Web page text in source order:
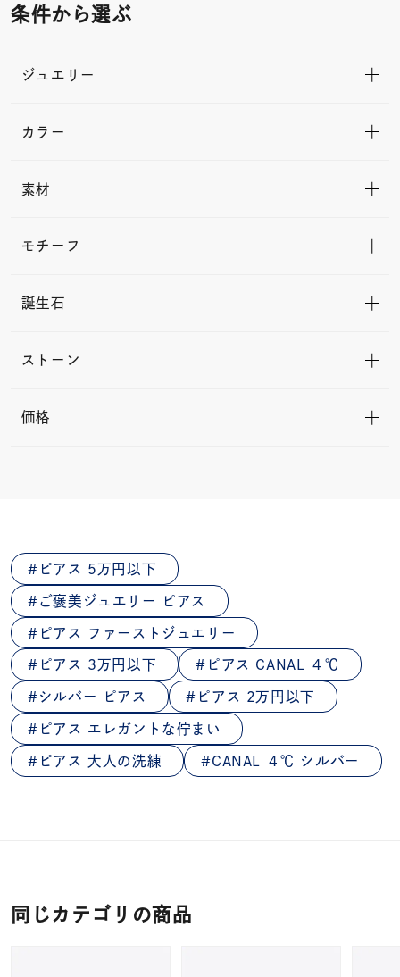
条件から選ぶ
ジュエリー
カラー
素材
モチーフ
誕生石
ストーン
価格
ピアス 5万円以下
ご褒美ジュエリー ピアス
ピアス ファーストジュエリー
ピアス 3万円以下 ピアス CANAL ４℃
シルバー ピアス ピアス 2万円以下
ピアス エレガントな佇まい
ピアス 大人の洗練 CANAL ４℃ シルバー
同じカテゴリの商品